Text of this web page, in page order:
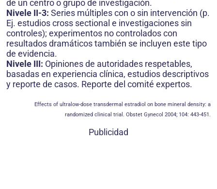
de un centro o grupo de investigación.
Nivele II-3: Series múltiples con o sin intervención (p.
Ej. estudios cross sectional e investigaciones sin
controles); experimentos no controlados con
resultados dramáticos también se incluyen este tipo
de evidencia.
Nivele III: Opiniones de autoridades respetables,
basadas en experiencia clínica, estudios descriptivos
y reporte de casos. Reporte del comité expertos.
Effects of ultralow-dose transdermal estradiol on bone mineral density: a
randomized clinical trial. Obstet Gynecol 2004; 104: 443-451.
Publicidad